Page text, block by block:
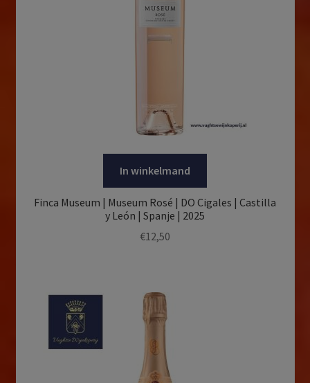
In winkelmand
Finca Museum | Museum Rosé | DO Cigales | Castilla
y León | Spanje | 2025
€12,50